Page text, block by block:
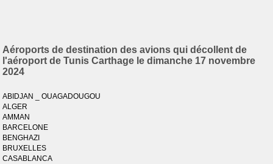
Aéroports de destination des avions qui décollent de
l'aéroport de Tunis Carthage le dimanche 17 novembre
2024
ABIDJAN _ OUAGADOUGOU
ALGER
AMMAN
BARCELONE
BENGHAZI
BRUXELLES
CASABLANCA